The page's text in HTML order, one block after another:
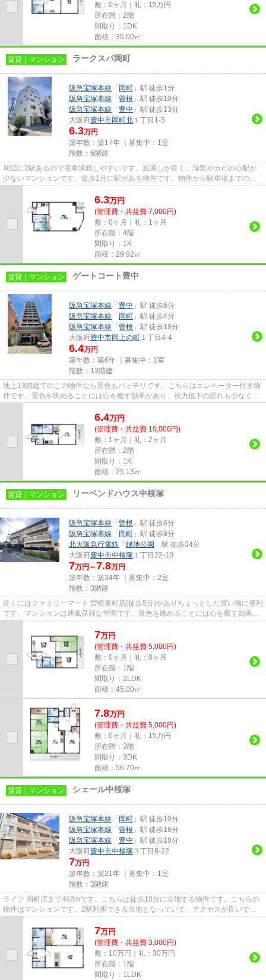
敷：0ヶ月｜礼：15万円
所在階：2階
間取り：1DK
面積：35.00㎡
賃貸｜マンション ラークスパ岡町
阪急宝塚本線 「 岡町 」駅 徒歩1分
阪急宝塚本線 「 曽根 」駅 徒歩10分
阪急宝塚本線 「 豊中 」駅 徒歩13分
大阪府豊中市岡町北 １丁目1-5
6.3万円
築年数：築17年 ｜募集中： 1室
階数：6階建
周辺に2駅あるので電車通勤しやすいです。風通しが良く、湿気やカビの心配が
少ないマンションです。徒歩1分に駅がある物件です。物件から駐車場までの距
6.3万円
(管理費・共益費 7,000円)
敷：0ヶ月｜礼：1ヶ月
所在階：4階
間取り：1K
面積：29.92㎡
賃貸｜マンション ゲートコート豊中
阪急宝塚本線 「 豊中 」駅 徒歩6分
阪急宝塚本線 「 岡町 」駅 徒歩4分
阪急宝塚本線 「 曽根 」駅 徒歩18分
大阪府豊中市岡上の町 １丁目4-4
6.4万円
築年数：築6年 ｜募集中： 1室
階数：13階建
地上13階建てのこの物件なら景色もバッチリです。こちらはエレベーター付き物
件です。景色を眺めることには心を癒す効果があり、視力低下の恐れも少なくし
6.4万円
(管理費・共益費 10,000円)
敷：1ヶ月｜礼：2ヶ月
所在階：2階
間取り：1K
面積：25.13㎡
賃貸｜マンション リーベンドハウス中桜塚
阪急宝塚本線 「 曽根 」駅 徒歩6分
阪急宝塚本線 「 岡町 」駅 徒歩8分
北大阪急行電鉄 「 緑地公園 」駅 徒歩34分
大阪府豊中市中桜塚 １丁目22-10
7万円～7.8万円
築年数：築34年 ｜募集中： 2室
階数：3階建
近くにはファミリーマート 曽根東町店(徒歩5分)がありちょっとした買い物に便利
です。マンションは通風良好な空間です。景色を眺めることには心を癒す効果が
7万円
(管理費・共益費 5,000円)
敷：0ヶ月｜礼：0ヶ月
所在階：1階
間取り：2LDK
面積：45.00㎡
7.8万円
(管理費・共益費 5,000円)
敷：0ヶ月｜礼：15万円
所在階：3階
間取り：3DK
面積：56.70㎡
賃貸｜マンション シェール中桜塚
阪急宝塚本線 「 岡町 」駅 徒歩10分
阪急宝塚本線 「 曽根 」駅 徒歩16分
阪急宝塚本線 「 豊中 」駅 徒歩18分
大阪府豊中市中桜塚 ３丁目8-22
7万円
築年数：築21年 ｜募集中： 1室
階数：3階建
ライフ 岡町店まで468mです。こちらは徒歩10分に立地する物件です。こちらの
物件はマンションです。2駅利用できる立地となっていて、アクセスが良いで
7万円
(管理費・共益費 3,000円)
敷：10万円｜礼：30万円
所在階：1階
間取り：1LDK